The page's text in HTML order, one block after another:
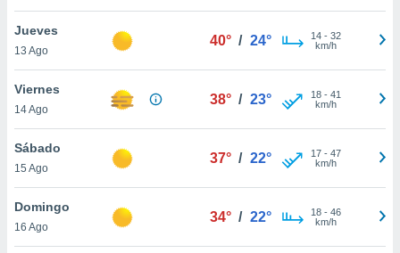
de
cookies
Jueves
13 Ago
40° / 24° 14- 32
km/h
Viernes
14 Ago
38° / 23° 18- 41
km/h
Sábado
15 Ago
37° / 22° 17- 47
km/h
Domingo
16 Ago
34° / 22° 18- 46
km/h